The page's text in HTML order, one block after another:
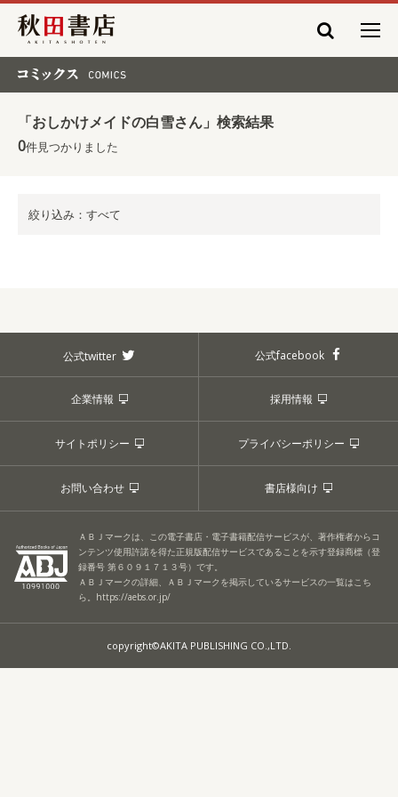
秋田書店
「おしかけメイドの白雪さん」検索結果
0件見つかりました
絞り込み：すべて
公式twitter 公式facebook
企業情報 採用情報
サイトポリシー プライバシーポリシー
お問い合わせ 書店様向け
ＡＢＪマークは、この電子書店・電子書籍配信サービスが、著作権者からコ
ンテンツ使用許諾を得た正規版配信サービスであることを示す登録商標（登
録番号 第６０９１７１３号）です。
ＡＢＪマークの詳細、ＡＢＪマークを掲示しているサービスの一覧はこち
ら。 https://aebs.or.jp/
copyright©AKITA PUBLISHING CO.,LTD.